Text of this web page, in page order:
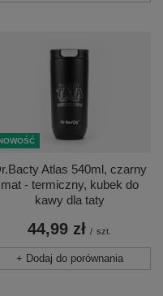
Atlas 540ml, czarny
mat - termiczny, kubek do
kawy dla taty
44,99 zł / szt.
+ Dodaj do porównania